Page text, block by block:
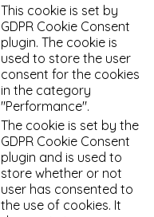
This cookie is set by
GDPR Cookie Consent
plugin. The cookie is
used to store the user
consent for the cookies
in the category
"Performance".
The cookie is set by the
GDPR Cookie Consent
plugin and is used to
store whether or not
user has consented to
the use of cookies. It